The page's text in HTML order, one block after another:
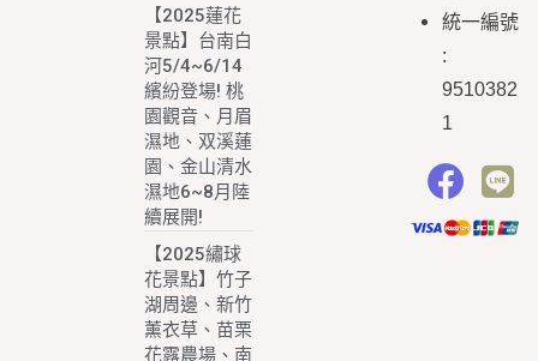
【2025蓮花
景點】台南白
河5/4~6/14
繽紛登場! 桃
園觀音、月眉
濕地、双溪蓮
園、金山清水
濕地6~8月陸
續展開!
【2025繡球
花景點】竹子
湖周邊、新竹
薰衣草、苗栗
花露農場、南
統一編號
:
9510382
1